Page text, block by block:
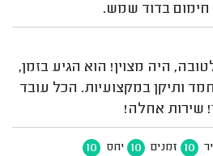
בדוד שמש.
היה מצוין! הוא הגיע בזמן,
ותיקן במקצועיות. הכל עובד
שירות אחלה!
10 זמנים 10 יחס 10